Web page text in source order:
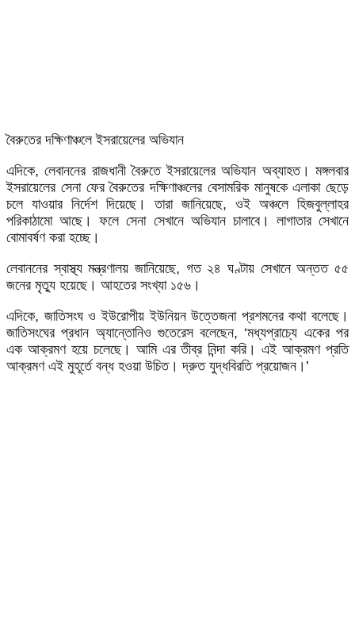
বৈরুতের দক্ষিণাঞ্চলে ইসরায়েলের অভিযান
এদিকে, লেবাননের রাজধানী বৈরুতে ইসরায়েলের অভিযান অব্যাহত। মঙ্গলবার
ইসরায়েলের সেনা ফের বৈরুতের দক্ষিণাঞ্চলের বেসামরিক মানুষকে এলাকা ছেড়ে
চলে যাওয়ার নির্দেশ দিয়েছে। তারা জানিয়েছে, ওই অঞ্চলে হিজবুল্লাহর
পরিকাঠামো আছে। ফলে সেনা সেখানে অভিযান চালাবে। লাগাতার সেখানে
বোমাবর্ষণ করা হচ্ছে।
লেবাননের স্বাস্থ্য মন্ত্রণালয় জানিয়েছে, গত ২৪ ঘণ্টায় সেখানে অন্তত ৫৫
জনের মৃত্যু হয়েছে। আহতের সংখ্যা ১৫৬।
এদিকে, জাতিসংঘ ও ইউরোপীয় ইউনিয়ন উত্তেজনা প্রশমনের কথা বলেছে।
জাতিসংঘের প্রধান অ্যান্তোনিও গুতেরেস বলেছেন, ‘মধ্যপ্রাচ্যে একের পর
এক আক্রমণ হয়ে চলেছে। আমি এর তীব্র নিন্দা করি। এই আক্রমণ প্রতি
আক্রমণ এই মুহূর্তে বন্ধ হওয়া উচিত। দ্রুত যুদ্ধবিরতি প্রয়োজন।’